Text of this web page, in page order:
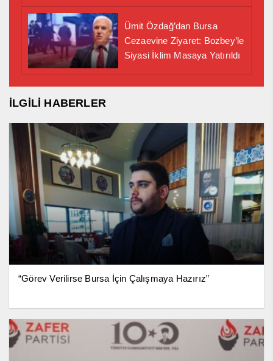
Ümit Özdağ’dan Bursa
Cezaevine Ziyaret: Bozbey’le
Siyasi İklim Masaya Yatırıldı
İLGİLİ HABERLER
“Görev Verilirse Bursa İçin Çalışmaya Hazırız”